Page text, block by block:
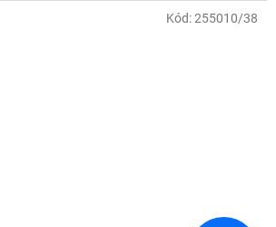
Kód:255010/38